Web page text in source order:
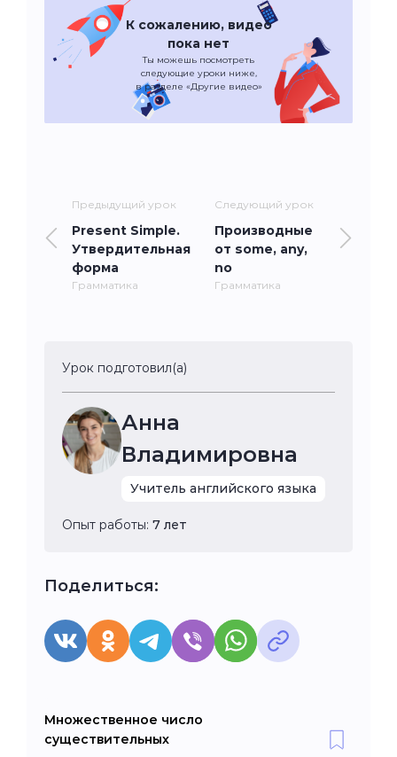
К сожалению, видео
пока нет
Ты можешь посмотреть
следующие уроки ниже,
в разделе «Другие видео»
Предыдущий урок
Present Simple.
Утвердительная
форма
Грамматика
Следующий урок
Производные
от some, any,
no
Грамматика
Урок подготовил(а)
Анна
Владимировна
Учитель английского языка
Опыт работы: 7 лет
Поделиться:
Множественное число
существительных